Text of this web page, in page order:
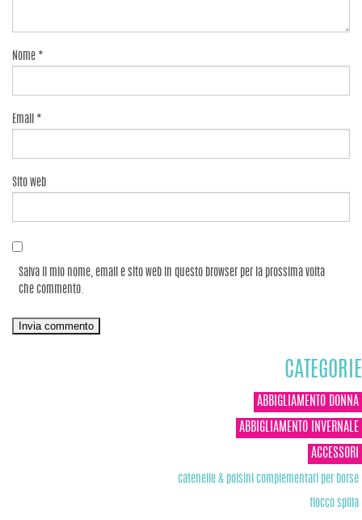
Nome *
Email *
Sito web
Salva il mio nome, email e sito web in questo browser per la prossima volta
che commento.
CATEGORIE
ABBIGLIAMENTO DONNA
ABBIGLIAMENTO INVERNALE
ACCESSORI
catenelle & polsini complementari per borse
fiocco spilla